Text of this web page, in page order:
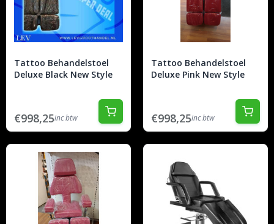
Tattoo Behandelstoel
Deluxe Black New Style
€998,25inc btw
Tattoo Behandelstoel
Deluxe Pink New Style
€998,25inc btw